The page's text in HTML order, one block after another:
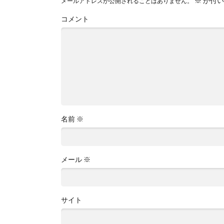
コメント
名前 ※
メール ※
サイト